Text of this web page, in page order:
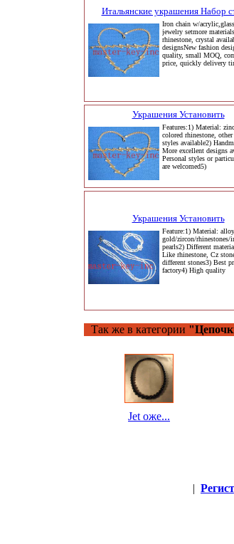
Итальянские украшения Набор
Iron chain w/
jewelry setmore
rhinestone, crystal
designsNew fashion
quality, small MOQ,
price, quickly delivery
Украшения Установить
Features:1) Material:
colored rhinestone, other
styles available2)
More excellent designs
Personal styles or
are welcomed5)
Украшения Установить
Feature:1) Material:
gold/zircon/rhinestones/
pearls2) Different
Like rhinestone, Cz
different stones3) Best
factory4) High quality
Так же в категории
Jet оже...
|